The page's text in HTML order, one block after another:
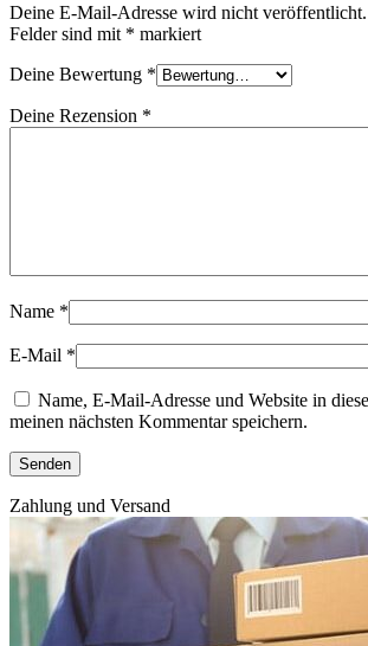
Deine E-Mail-Adresse wird nicht veröffentlicht.
Felder sind mit * markiert
Deine Bewertung *
Deine Rezension *
Name *
E-Mail *
Name, E-Mail-Adresse und Website in
meinen nächsten Kommentar speichern.
Zahlung und Versand